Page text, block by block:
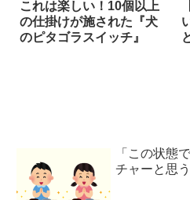
これは楽しい！10個以上
の仕掛けが施された『犬
のピタゴラスイッチ』
「この状態
チャーと思